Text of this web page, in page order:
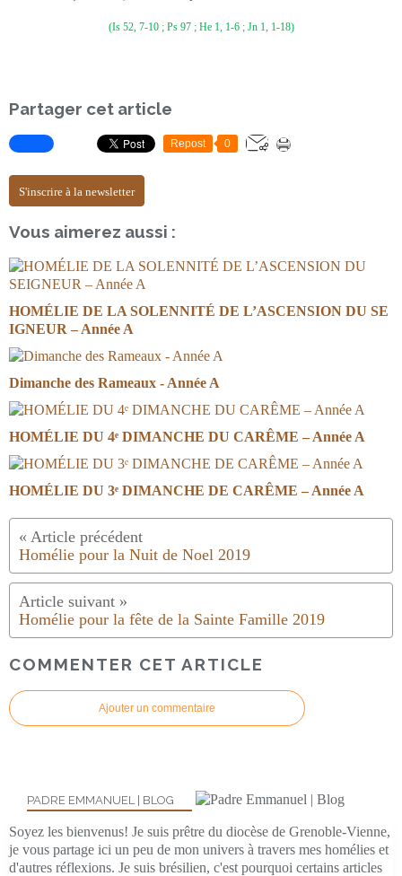
(Is 52, 7-10 ; Ps 97 ; He 1, 1-6 ; Jn 1, 1-18)
Partager cet article
Repost 0
S'inscrire à la newsletter
Vous aimerez aussi :
HOMÉLIE DE LA SOLENNITÉ DE L’ASCENSION DU SE
IGNEUR – Année A
Dimanche des Rameaux - Année A
HOMÉLIE DU 4ᵉ DIMANCHE DU CARÊME – Année A
HOMÉLIE DU 3ᵉ DIMANCHE DE CARÊME – Année A
Homélie pour la Nuit de Noel 2019
Homélie pour la fête de la Sainte Famille 2019
COMMENTER CET ARTICLE
Ajouter un commentaire
PADRE EMMANUEL | BLOG
Soyez les bienvenus! Je suis prêtre du diocèse de Grenoble-Vienne,
je vous partage ici un peu de mon univers à travers mes homélies et
d'autres réflexions. Je suis brésilien, c'est pourquoi certains articles